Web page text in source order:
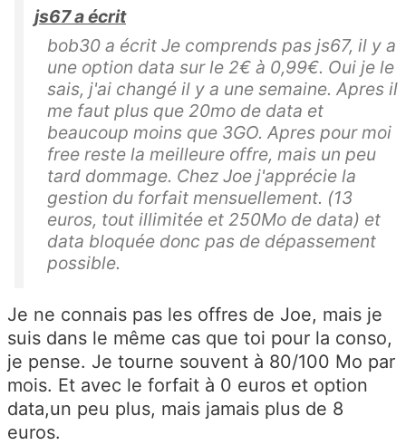
js67 a écrit
bob30 a écrit Je comprends pas js67, il y a
une option data sur le 2€ à 0,99€. Oui je le
sais, j'ai changé il y a une semaine. Apres il
me faut plus que 20mo de data et
beaucoup moins que 3GO. Apres pour moi
free reste la meilleure offre, mais un peu
tard dommage. Chez Joe j'apprécie la
gestion du forfait mensuellement. (13
euros, tout illimitée et 250Mo de data) et
data bloquée donc pas de dépassement
possible.
Je ne connais pas les offres de Joe, mais je
suis dans le même cas que toi pour la conso,
je pense. Je tourne souvent à 80/100 Mo par
mois. Et avec le forfait à 0 euros et option
data,un peu plus, mais jamais plus de 8
euros.